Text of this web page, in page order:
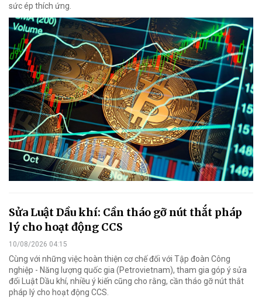
sức ép thích ứng.
Sửa Luật Dầu khí: Cần tháo gỡ nút thắt pháp
lý cho hoạt động CCS
10/08/2026 04:15
Cùng với những việc hoàn thiện cơ chế đối với Tập đoàn Công
nghiệp - Năng lượng quốc gia (Petrovietnam), tham gia góp ý sửa
đổi Luật Dầu khí, nhiều ý kiến cũng cho rằng, cần tháo gỡ nút thắt
pháp lý cho hoạt động CCS.